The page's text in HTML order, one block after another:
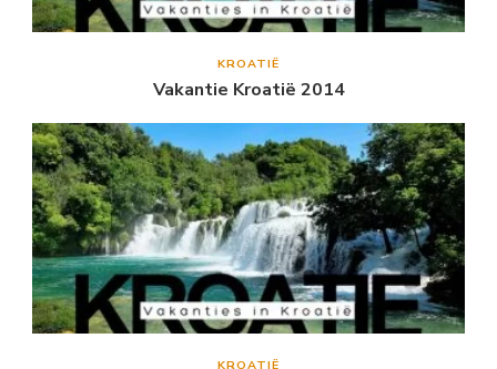
KROATIË
Vakantie Kroatië 2014
KROATIË